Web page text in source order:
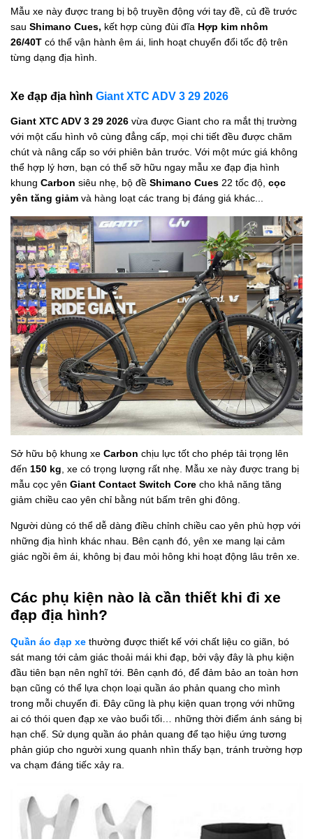
Mẫu xe này được trang bị bộ truyền động với tay đề, củ đề trước
sau Shimano Cues, kết hợp cùng đùi đĩa Hợp kim nhôm
26/40T có thể vận hành êm ái, linh hoạt chuyển đổi tốc độ trên
từng dạng địa hình.
Xe đạp địa hình Giant XTC ADV 3 29 2026
Giant XTC ADV 3 29 2026 vừa được Giant cho ra mắt thị trường
với một cấu hình vô cùng đẳng cấp, mọi chi tiết đều được chăm
chút và nâng cấp so với phiên bản trước. Với một mức giá không
thể hợp lý hơn, bạn có thể sỡ hữu ngay mẫu xe đạp địa hình
khung Carbon siêu nhẹ, bộ đề Shimano Cues 22 tốc độ, cọc
yên tăng giảm và hàng loạt các trang bị đáng giá khác...
Sở hữu bộ khung xe Carbon chịu lực tốt cho phép tải trọng lên
đến 150 kg , xe có trọng lượng rất nhẹ. Mẫu xe này được trang bị
mẫu cọc yên Giant Contact Switch Core cho khả năng tăng
giảm chiều cao yên chỉ bằng nút bấm trên ghi đông.
Người dùng có thể dễ dàng điều chỉnh chiều cao yên phù hợp với
những địa hình khác nhau. Bên cạnh đó, yên xe mang lại cảm
giác ngồi êm ái, không bị đau mỏi hông khi hoạt động lâu trên xe.
Các phụ kiện nào là cần thiết khi đi xe
đạp địa hình?
Quần áo đạp xe thường được thiết kế với chất liệu co giãn, bó
sát mang tới cảm giác thoải mái khi đạp, bởi vậy đây là phụ kiện
đầu tiên bạn nên nghĩ tới. Bên cạnh đó, để đảm bảo an toàn hơn
bạn cũng có thể lựa chọn loại quần áo phản quang cho mình
trong mỗi chuyến đi. Đây cũng là phụ kiện quan trọng với những
ai có thói quen đạp xe vào buổi tối… những thời điểm ánh sáng bị
hạn chế. Sử dụng quần áo phản quang để tạo hiệu ứng tương
phản giúp cho người xung quanh nhìn thấy bạn, tránh trường hợp
va chạm đáng tiếc xảy ra.